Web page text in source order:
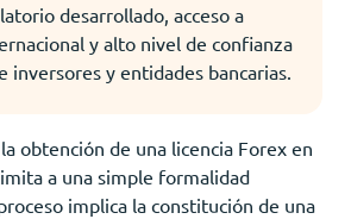
desarrollado, acceso a
y alto nivel de confianza
inversores y entidades bancarias.
obtención de una licencia Forex en
a una simple formalidad
implica la constitución de una